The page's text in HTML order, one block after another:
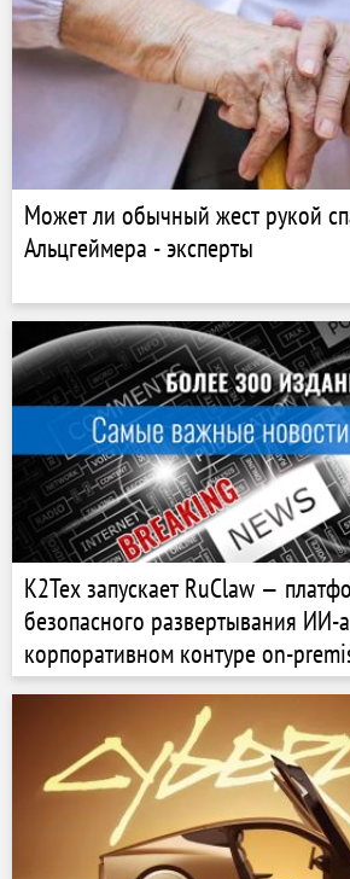
Может ли обычный жест рукой
Альцгеймера - эксперты
К2Тех запускает RuClaw —
безопасного развертывания ИИ-
корпоративном контуре on-